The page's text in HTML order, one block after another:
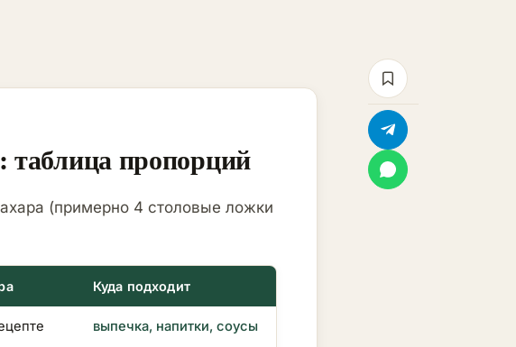
таблица пропорций
(примерно 4 столовые ложки
Куда подходит
выпечка, напитки, соусы